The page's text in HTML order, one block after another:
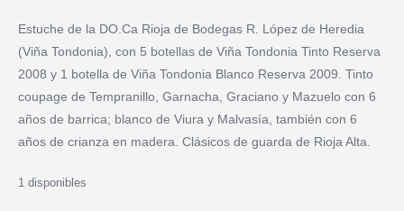
Estuche de la DO.Ca Rioja de Bodegas R. López de Heredia
(Viña Tondonia), con 5 botellas de Viña Tondonia Tinto Reserva
2008 y 1 botella de Viña Tondonia Blanco Reserva 2009. Tinto
coupage de Tempranillo, Garnacha, Graciano y Mazuelo con 6
años de barrica; blanco de Viura y Malvasía, también con 6
años de crianza en madera. Clásicos de guarda de Rioja Alta.
1 disponibles